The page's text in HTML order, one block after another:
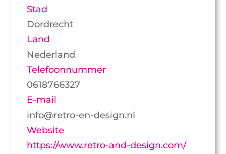
Stad
Dordrecht
Land
Nederland
Telefoonnummer
0618766327
E-mail
info@retro-en-design.nl
Website
https://www.retro-and-design.com/